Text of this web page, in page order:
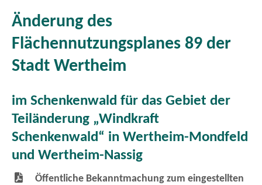
Änderung des
Flächennutzungsplanes 89 der
Stadt Wertheim
im Schenkenwald für das Gebiet der
Teiländerung „Windkraft
Schenkenwald“ in Wertheim-Mondfeld
und Wertheim-Nassig
Öffentliche Bekanntmachung zum eingestellten